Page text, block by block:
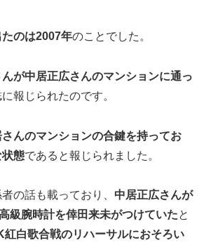
のは2007年のことでした。
が中居正広さんのマンションに通っ
報じられたのです。
んのマンションの合鍵を持ってお
状態であると報じられました。
の話も載っており、 中居正広さんが
級腕時計を倖田来未がつけていたと
紅白歌合戦のリハーサルにおそろい